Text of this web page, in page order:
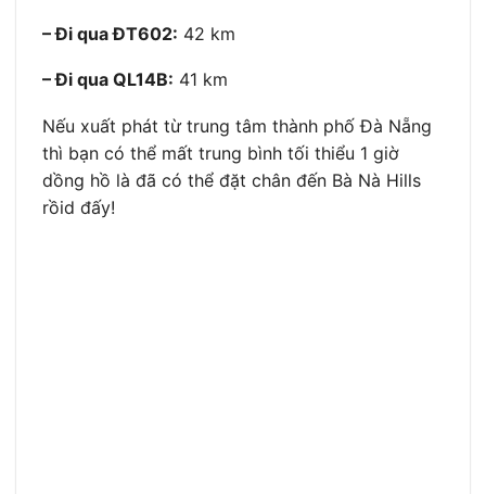
– Đi qua ĐT602: 42 km
– Đi qua QL14B: 41 km
Nếu xuất phát từ trung tâm thành phố Đà Nẵng
thì bạn có thể mất trung bình tối thiểu 1 giờ
dồng hồ là đã có thể đặt chân đến Bà Nà Hills
rồid đấy!